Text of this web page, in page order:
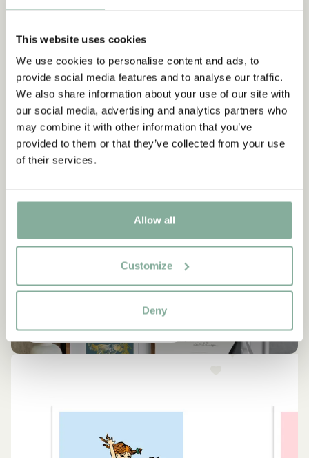
This website uses cookies
We use cookies to personalise content and ads, to
provide social media features and to analyse our traffic.
We also share information about your use of our site with
our social media, advertising and analytics partners who
may combine it with other information that you’ve
provided to them or that they’ve collected from your use
of their services.
Allow all
Customize
Deny
Ähnliche Produkte
ALLE EINRICHTUNG ANZEIGEN